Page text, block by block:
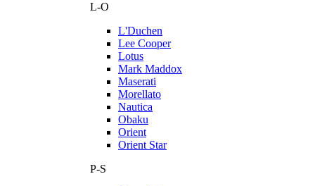
L-O
L'Duchen
Lee Cooper
Lotus
Mark Maddox
Maserati
Morellato
Nautica
Obaku
Orient
Orient Star
P-S